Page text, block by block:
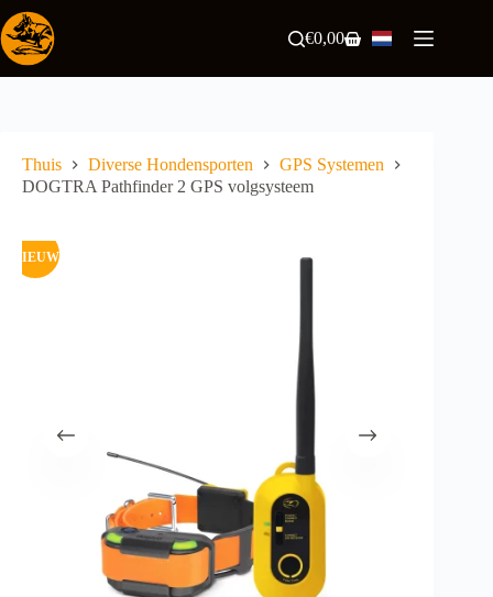
naar
de
inhoud
Winkelwagen
€0,00
Thuis Diverse Hondensporten
GPS Systemen
DOGTRA Pathfinder 2 GPS volgsysteem
NIEUW